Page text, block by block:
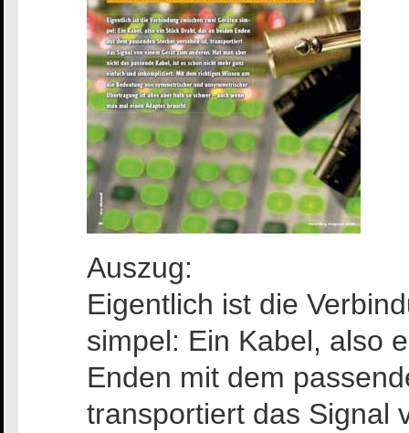
Auszug:
Eigentlich ist die
simpel: Ein Kabel, also
Enden mit dem
transportiert das Signal